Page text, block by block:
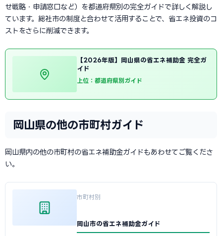
せ戦略・申請窓口など）を都道府県別の完全ガイドで詳しく解説し
ています。総社市の制度と合わせて活用することで、省エネ投資のコ
ストをさらに削減できます。
【2026年版】岡山県の省エネ補助金 完全ガ
イド
上位：都道府県別ガイド
岡山県の他の市町村ガイド
岡山県内の他の市町村の省エネ補助金ガイドもあわせてご覧くださ
い。
市町村別
岡山市の省エネ補助金ガイド